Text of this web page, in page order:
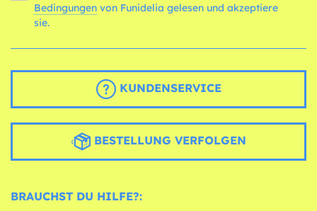
Bedingungen
sie.
KUNDENSERVICE
BESTELLUNG VERFOLGEN
BRAUCHST DU HILFE?: